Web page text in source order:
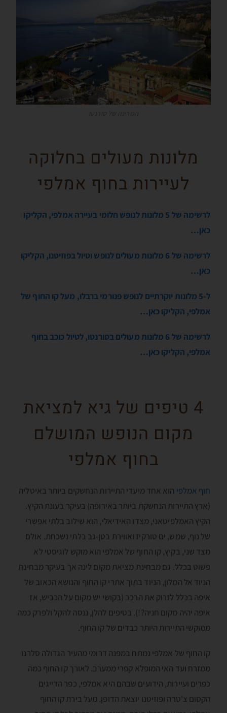
מלונות מעולים בחלוקה
לעיירות בחוף אמלפי
לרשימה של 5 מלונות לנופש חלומי בעיירה אמלפי, הקליקו
כאן…
לרשימה של 6 מלונות מעולים לנופש וטיול בפוזיטנו, הקליקו
כאן…
ל-5 מלונות יוקרתיים לנופש פנורמי ברבלו, מעל קו החוף של
אמלפי, הקליקו כאן…
לרשימה של 6 מלונות מעולים בסורנטו, לטיול כוכב בחוף
אמלפי, הקליקו כאן…
4 טיפים של גיא למציאת
מקום הנופש המושלם
בחוף אמלפי
חוף אמלפי הוא אחד מיעדי התיירות הנחשקים ביותר באיטליה
(ארץ התיירות הנחשקת ביותר באירופה) בעיקר בעונת הקיץ.
הקיץ האמלפיטאני, מצדו האידיאלי, הוא שילוב בלתי אפשרי
של נוף, שמש, ים טורקיז ואווירת בטן-גב בלתי נשכחת. אולם
מצד שני, בקיץ, קו החוף של אמלפי הוא מוקש לוגיסטי לא
פשוט בכלל. גם מבחינת מציאת מקום לינה אך בעיקר מבחינת
הניוד אל המלון, הניוד בתוך אתרי קו החוף והנושא הכאוב של
איפה בכלל לזרוק את הרכב (בקושי יש מקום על הכביש, אז
איפה יהיה מקום חניה?!). בטיפים להלן, ננסה להקל ולפרק כמה
ממוקשי התיירות היותר כבדים של קו החוף.
קו החוף של אמלפי נמתח במפנה דרומי מהעיר הגדולה סלרנו
ממזרח ועד האי המופלא קפרי ממערב. לאורך קו החוף כמה
כפרים ועיירות, הידועים שבהם היא אמלפי, כפר הדייגים
הקסום צ'טרה ופוזיטנו יוצאת הדופן. מעל בירת קו החוף